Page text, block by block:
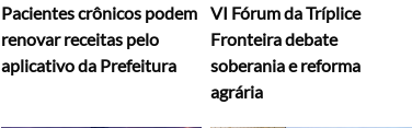
Pacientes crônicos podem
renovar receitas pelo
aplicativo da Prefeitura
VI Fórum da Tríplice
Fronteira debate
soberania e reforma
agrária